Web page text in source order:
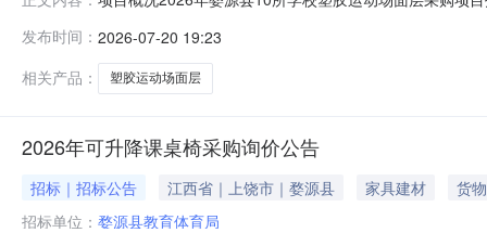
额：2515528.18元最高限价：2416807.99元采购需求：
发布时间： 2026-07-20 19:23
相关产品：
塑胶运动场面层
2026年可升降课桌椅采购询价公告
招标｜招标公告 江西省｜上饶市｜婺源县 家具建材
货物
招标单位： 婺源县教育体育局